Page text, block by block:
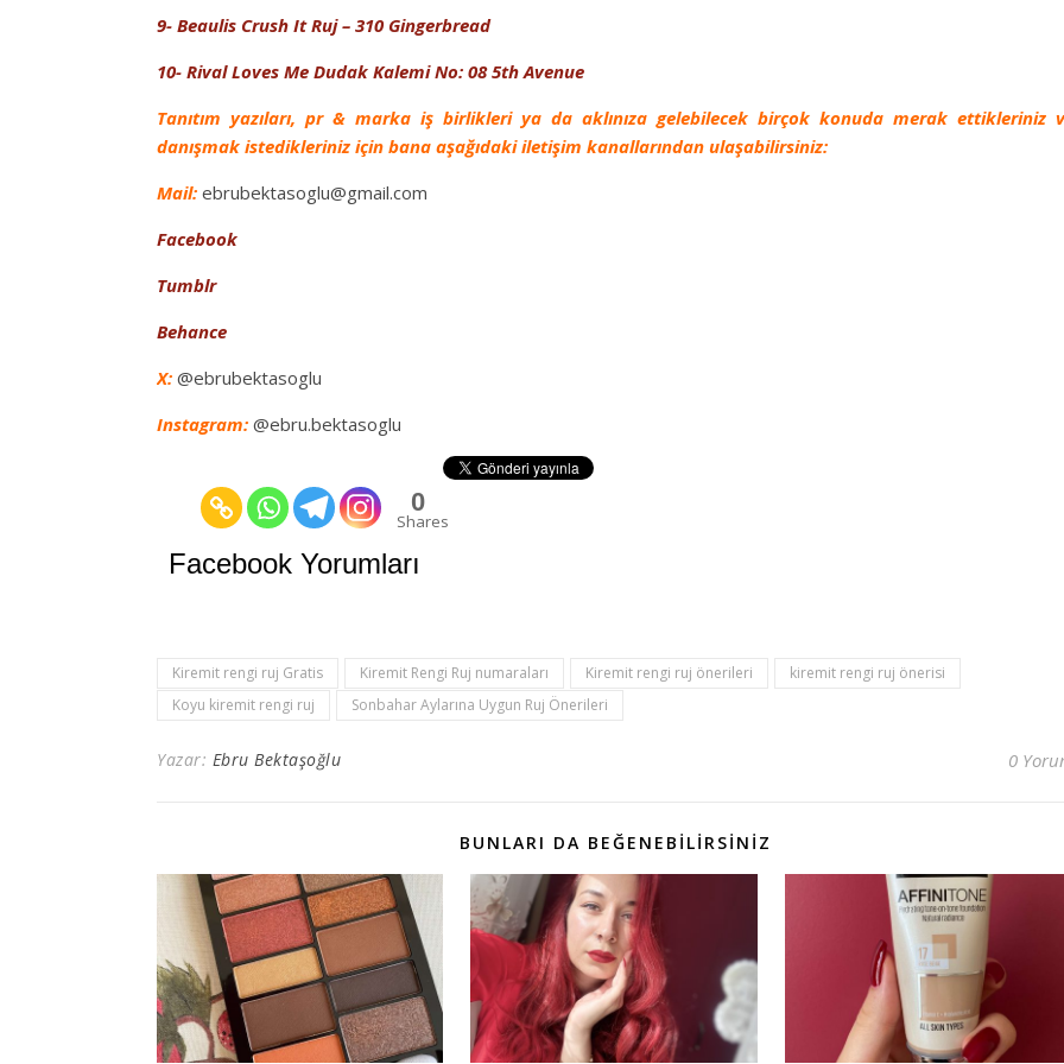
9- Beaulis Crush It Ruj – 310 Gingerbread
10- Rival Loves Me Dudak Kalemi No: 08 5th Avenue
Tanıtım yazıları, pr & marka iş birlikleri ya da aklınıza gelebilecek birçok konuda merak ettikleriniz
danışmak istedikleriniz için bana aşağıdaki iletişim kanallarından ulaşabilirsiniz:
Mail: ebrubektasoglu@gmail.com
Facebook
Tumblr
Behance
X: @ebrubektasoglu
Instagram: @ebru.bektasoglu
0
Shares
Facebook Yorumları
Kiremit rengi ruj Gratis Kiremit Rengi Ruj numaraları Kiremit rengi ruj önerileri
kiremit rengi ruj önerisi
Koyu kiremit rengi ruj
Sonbahar Aylarına Uygun Ruj Önerileri
Yazar: Ebru Bektaşoğlu 0
BUNLARI DA BEĞENEBILIRSINIZ